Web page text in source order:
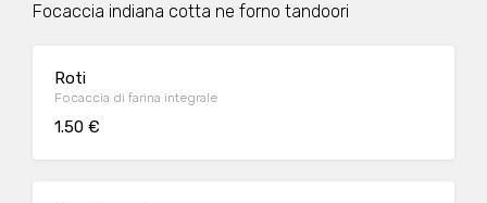
Focaccia indiana cotta ne forno tandoori
Roti
Focaccia di farina integrale
1.50 €